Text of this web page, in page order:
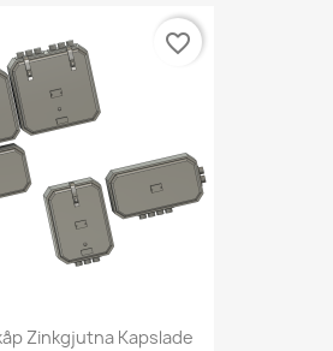
Zinkgjutna Kapslade
favorite_border